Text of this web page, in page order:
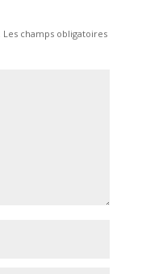
Les champs obligatoires